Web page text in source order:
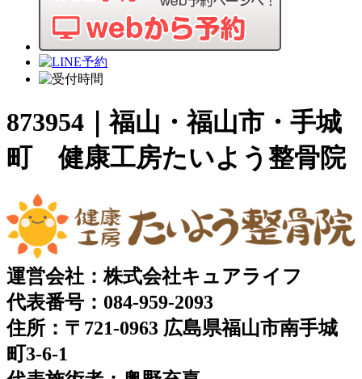
873954｜福山・福山市・手城
町 健康工房たいよう整骨院
運営会社：株式会社キュアライフ
代表番号：084-959-2093
住所：〒721-0963 広島県福山市南手城
町3-6-1